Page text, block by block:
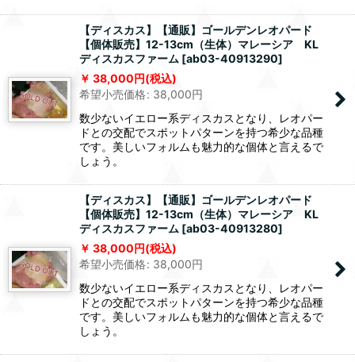
【ディスカス】【通販】ゴールデンレオパード
【個体販売】12-13cm（生体）マレーシア KL
ディスカスファーム [ab03-40913290]
38,000円(税込)
希望小売価格: 38,000円
数少ないイエロー系ディスカスとなり、レオパー
ドとの交配でスポットパターンを持つ希少な品種
です。美しいフォルムも魅力的な個体と言えるで
しょう。
【ディスカス】【通販】ゴールデンレオパード
【個体販売】12-13cm（生体）マレーシア KL
ディスカスファーム [ab03-40913280]
38,000円(税込)
希望小売価格: 38,000円
数少ないイエロー系ディスカスとなり、レオパー
ドとの交配でスポットパターンを持つ希少な品種
です。美しいフォルムも魅力的な個体と言えるで
しょう。